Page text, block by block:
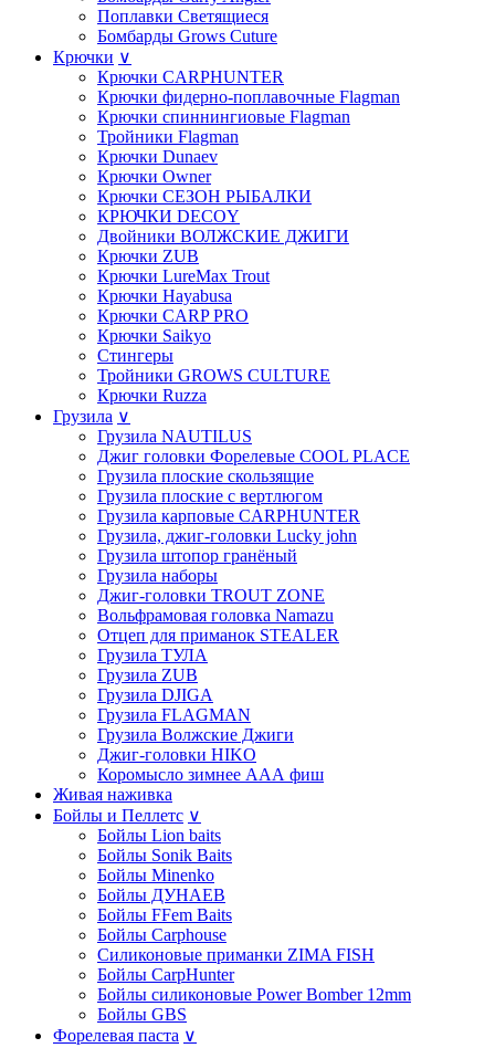
Поплавки Светящиеся
Бомбарды Grows Cuture
Крючки ∨
Крючки CARPHUNTER
Крючки фидерно-поплавочные Flagman
Крючки cпиннингиовые Flagman
Тройники Flagman
Крючки Dunaev
Крючки Owner
Крючки СЕЗОН РЫБАЛКИ
КРЮЧКИ DECOY
Двойники ВОЛЖСКИЕ ДЖИГИ
Крючки ZUB
Крючки LureMax Trout
Крючки Hayabusa
Крючки CARP PRO
Крючки Saikyo
Стингеры
Тройники GROWS CULTURE
Крючки Ruzza
Грузила ∨
Грузила NAUTILUS
Джиг головки Форелевые COOL PLACE
Грузила плоские скользящие
Грузила плоские с вертлюгом
Грузила карповые CARPHUNTER
Грузила, джиг-головки Lucky john
Грузила штопор гранёный
Грузила наборы
Джиг-головки TROUT ZONE
Вольфрамовая головка Namazu
Отцеп для приманок STEALER
Грузила ТУЛА
Грузила ZUB
Грузила DJIGA
Грузила FLAGMAN
Грузила Волжские Джиги
Джиг-головки HIKO
Коромысло зимнее ААА фиш
Живая наживка
Бойлы и Пеллетс ∨
Бойлы Lion baits
Бойлы Sonik Baits
Бойлы Minenko
Бойлы ДУНАЕВ
Бойлы FFem Baits
Бойлы Carphouse
Силиконовые приманки ZIMA FISH
Бойлы CarpHunter
Бойлы силиконовые Power Bomber 12mm
Бойлы GBS
Форелевая паста ∨